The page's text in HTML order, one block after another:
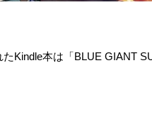
Kindle本は「BLUE GIANT